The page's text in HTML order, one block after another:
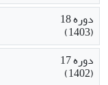
دوره 18
(1403)
دوره 17
(1402)